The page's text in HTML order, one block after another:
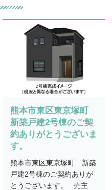
熊本市東区東京塚町
新築戸建2号棟のご契
約ありがとうございま
す。
熊本市東区東京塚町 新築
戸建2号棟のご契約ありが
とうございます。 売主